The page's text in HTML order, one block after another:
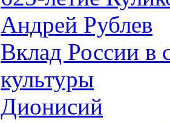
Андрей Рублев
Вклад России в
культуры
Дионисий